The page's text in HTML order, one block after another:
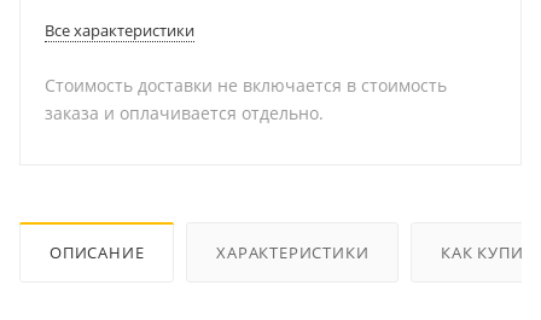
Все характеристики
Стоимость доставки не включается в стоимость
заказа и оплачивается отдельно.
ОПИСАНИЕ ХАРАКТЕРИСТИКИ КАК